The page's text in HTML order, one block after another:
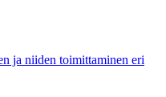
ja niiden toimittaminen eri